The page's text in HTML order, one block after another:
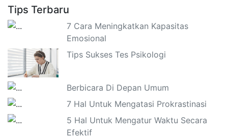
Tips Terbaru
7 Cara Meningkatkan Kapasitas
Emosional
Tips Sukses Tes Psikologi
Berbicara Di Depan Umum
7 Hal Untuk Mengatasi Prokrastinasi
5 Hal Untuk Mengatur Waktu Secara
Efektif